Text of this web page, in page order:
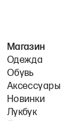
Магазин
Одежда
Обувь
Аксессуары
Новинки
Лукбук